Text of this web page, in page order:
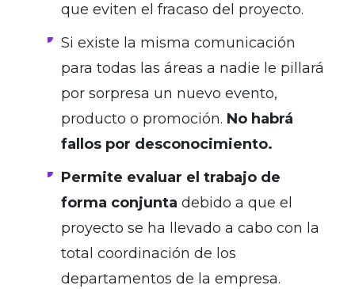
que eviten el fracaso del proyecto.
Si existe la misma comunicación
para todas las áreas a nadie le pillará
por sorpresa un nuevo evento,
producto o promoción. No habrá
fallos por desconocimiento.
Permite evaluar el trabajo de
forma conjunta debido a que el
proyecto se ha llevado a cabo con la
total coordinación de los
departamentos de la empresa.